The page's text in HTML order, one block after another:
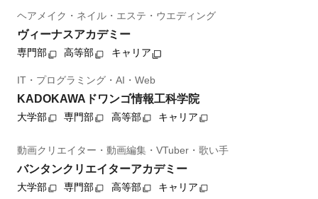
ヘアメイク・ネイル・エステ・ウエディング
ヴィーナスアカデミー
専門部 高等部 キャリア
IT・プログラミング・AI・Web
KADOKAWAドワンゴ情報工科学院
大学部 専門部 高等部 キャリア
動画クリエイター・動画編集・VTuber・歌い手
バンタンクリエイターアカデミー
大学部 専門部 高等部 キャリア